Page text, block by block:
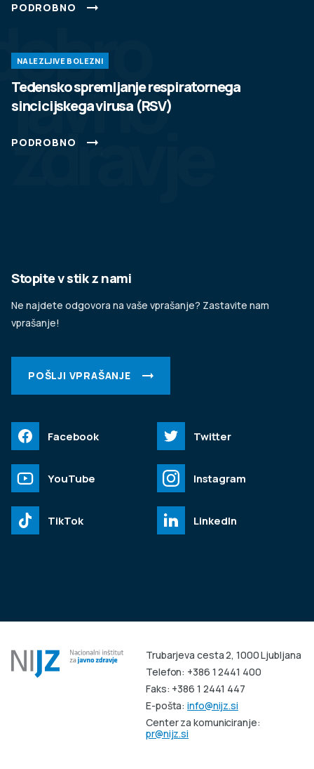
javno
zdravje
PODROBNO
NALEZLJIVE BOLEZNI
Tedensko spremljanje respiratornega
sincicijskega virusa (RSV)
PODROBNO
Trubarjeva cesta 2, 1000 Ljubljana
Telefon: +386 1 2441 400
Faks: +386 1 2441 447
E-pošta:info@nijz.si
Center za komuniciranje:
pr@nijz.si
Stopite v stik z nami
Ne najdete odgovora na vaše vprašanje? Zastavite nam
vprašanje!
POŠLJI VPRAŠANJE
Facebook Twitter
YouTube Instagram
TikTok LinkedIn